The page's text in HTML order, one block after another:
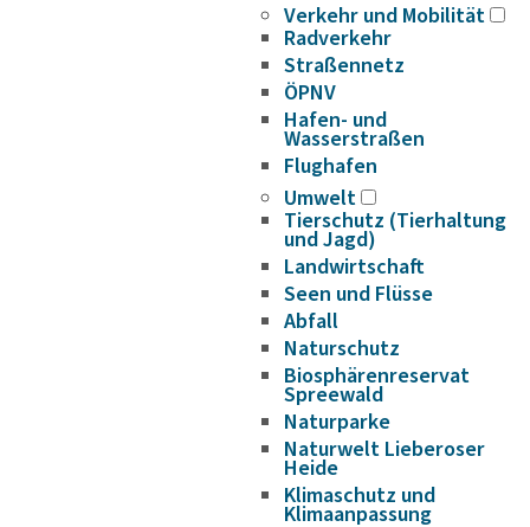
Verkehr und Mobilität
Radverkehr
Straßennetz
ÖPNV
Hafen- und
Wasserstraßen
Flughafen
Umwelt
Tierschutz (Tierhaltung
und Jagd)
Landwirtschaft
Seen und Flüsse
Abfall
Naturschutz
Biosphärenreservat
Spreewald
Naturparke
Naturwelt Lieberoser
Heide
Klimaschutz und
Klimaanpassung